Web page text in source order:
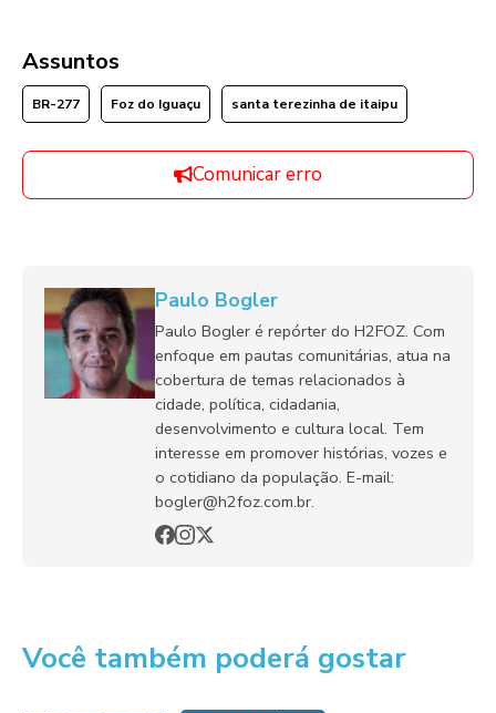
Assuntos
BR-277 Foz do Iguaçu santa terezinha de itaipu
Comunicar erro
Paulo Bogler
Paulo Bogler é repórter do H2FOZ. Com
enfoque em pautas comunitárias, atua na
cobertura de temas relacionados à
cidade, política, cidadania,
desenvolvimento e cultura local. Tem
interesse em promover histórias, vozes e
o cotidiano da população. E-mail:
bogler@h2foz.com.br.
Você também poderá gostar